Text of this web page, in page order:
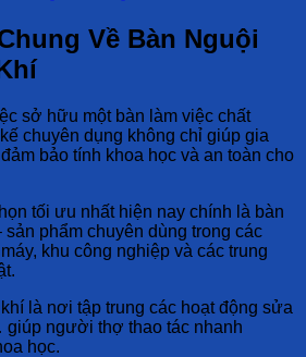
Về Bàn Nguội
sở hữu một bàn làm việc chất
chuyên dụng không chỉ giúp gia
bảo tính khoa học và an toàn cho
tối ưu nhất hiện nay chính là bàn
phẩm chuyên dùng trong các
khu công nghiệp và các trung
là nơi tập trung các hoạt động sửa
người thợ thao tác nhanh
học.